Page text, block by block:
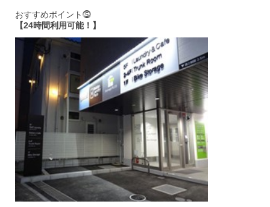
おすすめポイント⓹
【24時間利用可能！】